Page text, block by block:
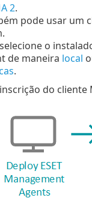
2.
pode usar um
o
de maneira local
.
do cliente